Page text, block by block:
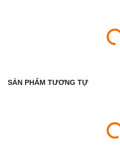
SẢN PHẨM TƯƠNG TỰ